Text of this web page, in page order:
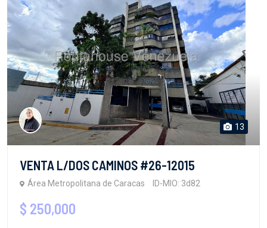
13
VENTA L/DOS CAMINOS #26-12015
Área Metropolitana de Caracas ID-MIO: 3d82
$ 250,000